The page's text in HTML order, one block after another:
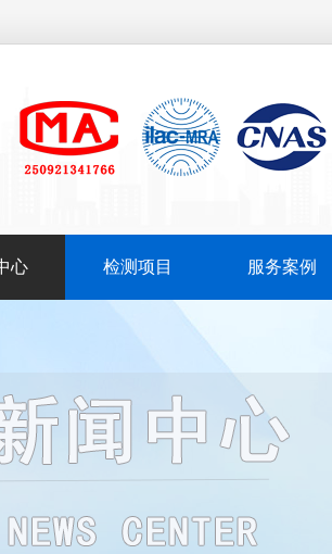
心 检测项目 服务案例